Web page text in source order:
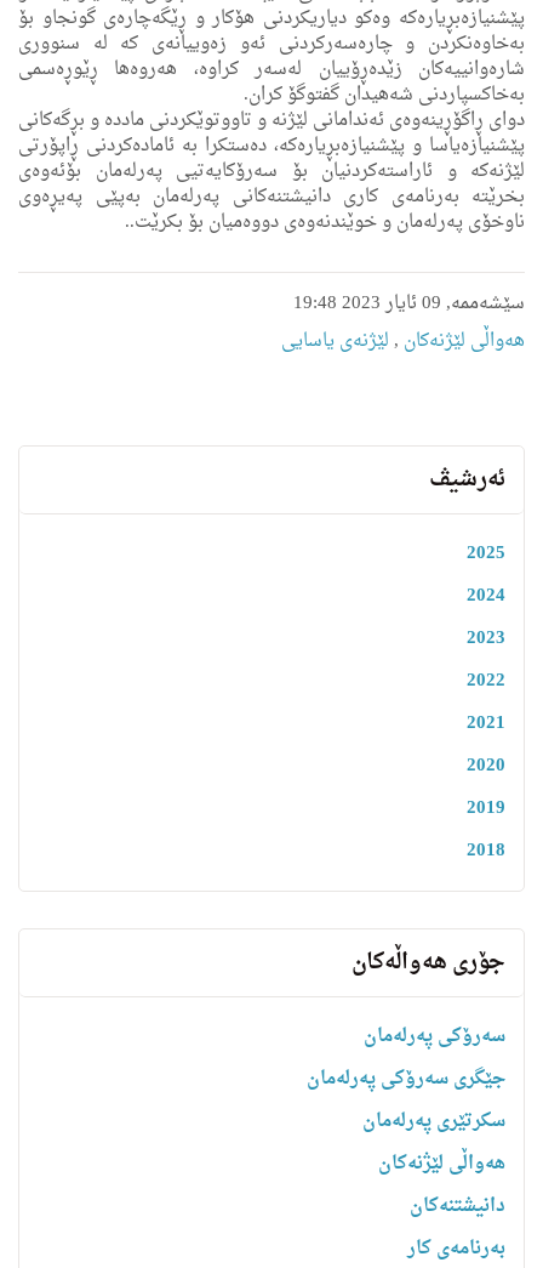
پێشنیازەبڕیارەکە وەکو دیاریکردنی هۆکار و ڕێگه‌چارەی گونجاو بۆ
بەخاوەنکردن و چارەسەرکردنی ئەو زەوییانەی کە لە سنووری
شارەوانییەکان زێدەڕۆییان لەسەر کراوە، هەروەها ڕێوڕەسمی
بەخاکسپاردنی شەهیدان گفتوگۆ کران.
دوای ڕاگۆڕینەوەی ئه‌ندامانی لێژنه‌ و تاووتوێكردنی ماددە و بڕگەکانی
پێشنیازه‌یاسا و پێشنیازه‌بڕیاره‌كه‌، ده‌ستكرا به‌ ئامادەکردنی ڕاپۆرتى
لێژنه‌كه‌ و ئاراسته‌كردنیان بۆ سه‌رۆكایه‌تیی په‌رله‌مان بۆئه‌وه‌ی
بخرێته‌ به‌رنامه‌ی كارى دانیشتنه‌كانى په‌رله‌مان بەپێی پەیڕەوی
ناوخۆی پەرلەمان و خوێندنه‌وه‌ى دووه‌میان بۆ بكرێت..
سێشەممە, 09 ئایار 2023 19:48
هه‌واڵى لێژنه‌كان ,لێژنەی یاسایی
ئەرشیڤ
2025
2024
2023
2022
2021
2020
2019
2018
جۆری هەواڵەکان
سەرۆکی پەرلەمان
جێگری سەرۆکی پەرلەمان
سکرتێری پەرلەمان
هه‌واڵى لێژنه‌كان
دانیشتنه‌کان
بەرنامەی کار